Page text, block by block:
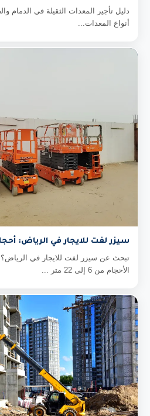
دليل تأجير المعدات الثقيلة في الدمام
أنواع المعدات...
سيزر لفت للايجار في الرياض:
تبحث عن سيزر لفت للايجار في
الأحجام من 6 إلى 22 متر ...